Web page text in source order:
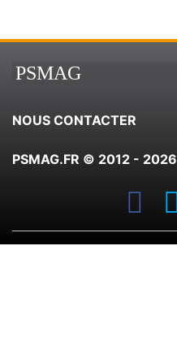
PSMAG
NOUS CONTACTER
PSMAG.FR © 2012 - 2026